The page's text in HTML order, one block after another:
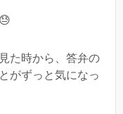
た時から、答弁の
がずっと気になっ